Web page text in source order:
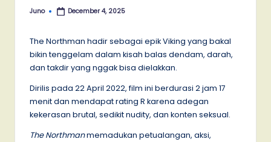
Posted
Juno December 4, 2025
The Northman hadir sebagai epik Viking yang bakal
bikin tenggelam dalam kisah balas dendam, darah,
dan takdir yang nggak bisa dielakkan.
Dirilis pada 22 April 2022, film ini berdurasi 2 jam 17
menit dan mendapat rating R karena adegan
kekerasan brutal, sedikit nudity, dan konten seksual.
The Northmanmemadukan petualangan, aksi,